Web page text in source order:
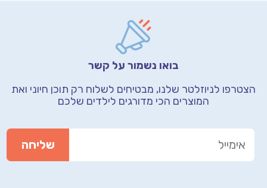
בואו נשמור על קשר
הצטרפו לניוזלטר שלנו, מבטיחים לשלוח רק תוכן חיוני ואת
המוצרים הכי מדורגים לילדים שלכם